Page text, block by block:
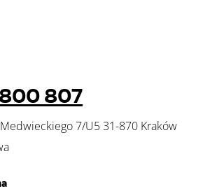
807
Medwieckiego 7/U5 31-870 Kraków